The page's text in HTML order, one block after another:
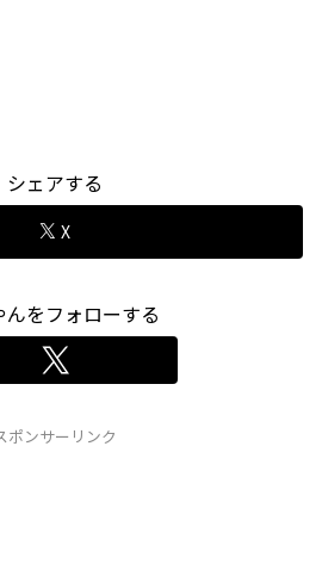
シェアする
X
んをフォローする
ポンサーリンク